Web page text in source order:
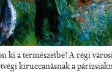
ki a természetbe! A régi
kiruccanásnak a